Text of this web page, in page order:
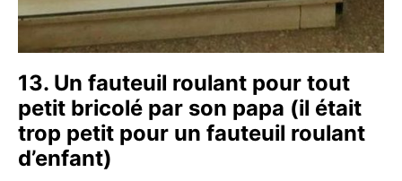
13. Un fauteuil roulant pour tout
petit bricolé par son papa (il était
trop petit pour un fauteuil roulant
d’enfant)